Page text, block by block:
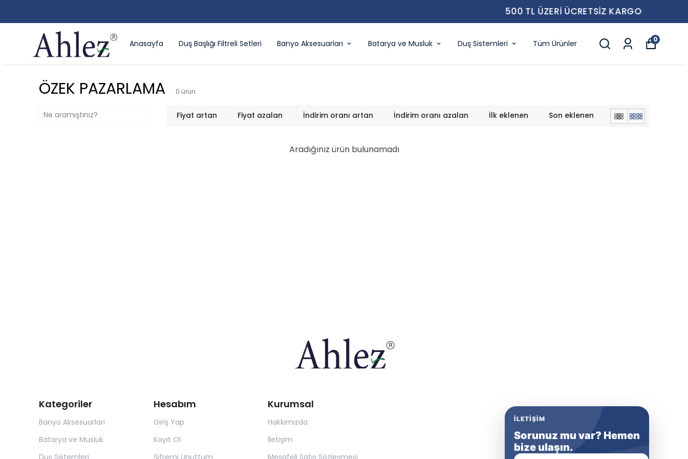
Anasayfa Duş Başlığı Filtreli Setleri Banyo Aksesuarları Batarya ve Musluk Duş Sistemleri Tüm Ürünler 0
ÖZEK PAZARLAMA 0 ürün
Fiyat artan Fiyat azalan İndirim oranı artan İndirim oranı azalan İlk eklenen Son eklenen
Aradığınız ürün bulunamadı
Kategoriler
Banyo Aksesuarları
Batarya ve Musluk
Hesabım
Giriş Yap
Kayıt Ol
Kurumsal
Hakkımızda
İletişim
İLETIŞIM
Sorunuz mu var? Hemen
bize ulaşın.